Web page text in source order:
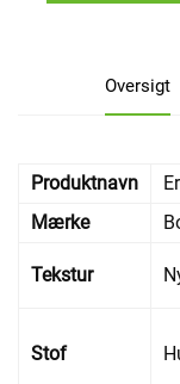
Oversigt
Produktnavn
Mærke
Tekstur
Stof